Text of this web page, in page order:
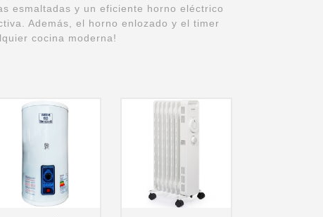
esmaltadas y un eficiente horno eléctrico
Además, el horno enlozado y el timer
cocina moderna!